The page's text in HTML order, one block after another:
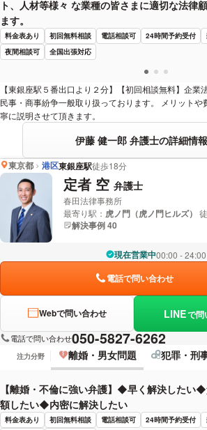
ト、人材等様々 な業種の皆さまに適切な法律
ます。
料金表あり 初回無料相談 電話相談可 24時間予約受付
夜間相談可
全国出張対応
【東銀座駅５番出口より２分】【初回相談無料】企業
民事・商事紛争一般取り扱っております。 メリット
寧に説明させて頂きます。
伊藤 健一郎 弁護士の詳細情
東京都 港区東銀座駅徒歩18分
定者 空 弁護士
春田法律事務所
最寄り駅： 虎ノ門（虎ノ門ヒルズ）
解決事例 40
現在営業中00:00 - 24:00
電話で問い合わせ
Webで問い合わせ LINEで問
電話で問い合わせ050-5827-6262
注力分野 離婚・男女問題 犯罪・刑
【離婚・不倫に強い弁護】◆早く解決した
額したい◆内密に解決したい
料金表あり 初回無料相談 電話相談可 24時間予約受付